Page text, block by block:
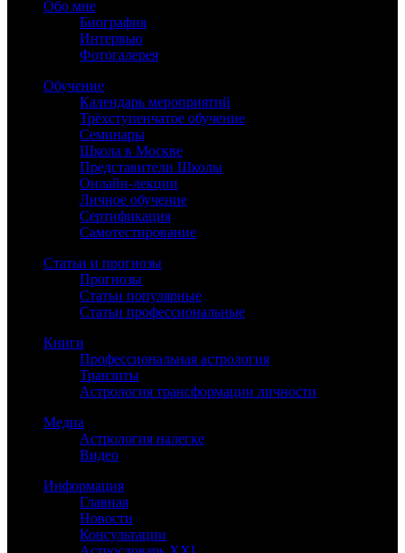
Обо мне
Биография
Интервью
Фотогалерея
Обучение
Календарь мероприятий
Трёхступенчатое обучение
Семинары
Школа в Москве
Представители Школы
Онлайн-лекции
Личное обучение
Сертификация
Самотестирование
Статьи и прогнозы
Прогнозы
Статьи популярные
Статьи профессиональные
Книги
Профессиональная астрология
Транзиты
Астрология трансформации личности
Медиа
Астрология налегке
Видео
Информация
Главная
Новости
Консультации